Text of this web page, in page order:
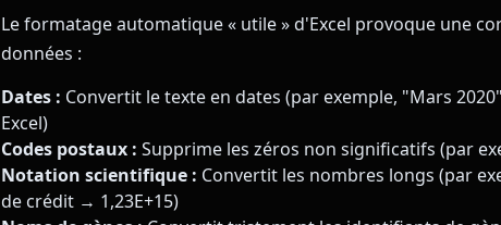
Le formatage automatique « utile » d'Excel provoque une
données :
Dates : Convertit le texte en dates (par exemple, "Mars
Excel)
Codes postaux : Supprime les zéros non significatifs (par
Notation scientifique : Convertit les nombres longs (par
de crédit → 1,23E+15)